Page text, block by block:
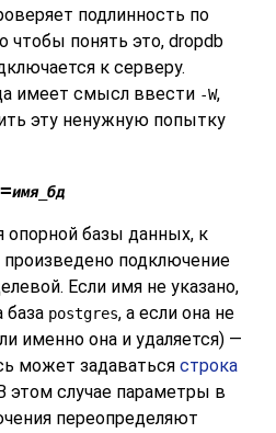
подлинность по
чтобы понять это, dropdb
к серверу.
имеет смысл ввести -W,
эту ненужную попытку
имя_бд
опорной базы данных, к
произведено подключение
Если имя не указано,
база postgres, а если она не
именно она и удаляется) —
может задаваться строка
этом случае параметры в
переопределяют